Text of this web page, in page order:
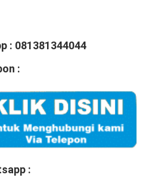
: 081381344044
:
: